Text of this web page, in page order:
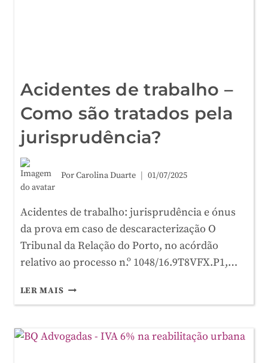
Acidentes de trabalho –
Como são tratados pela
jurisprudência?
PorCarolina Duarte 01/07/2025
Acidentes de trabalho: jurisprudência e ónus
da prova em caso de descaracterização O
Tribunal da Relação do Porto, no acórdão
relativo ao processo n.º 1048/16.9T8VFX.P1,…
LER MAIS ACIDENTES
COMO